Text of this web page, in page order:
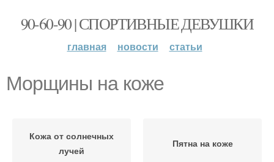
90-60-90 | СПОРТИВНЫЕ ДЕВУШКИ
главная новости статьи
Морщины на коже
Кожа от солнечных
лучей
Пятна на коже